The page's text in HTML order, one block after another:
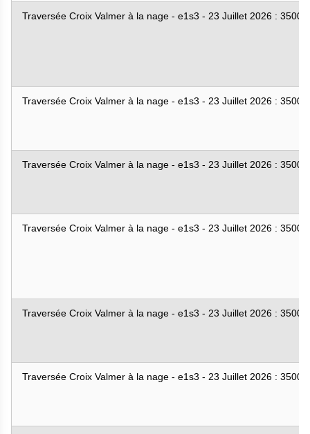
Traversée Croix Valmer à la nage - e1s3 - 23 Juillet 2026 : 3500m
Traversée Croix Valmer à la nage - e1s3 - 23 Juillet 2026 : 3500m
Traversée Croix Valmer à la nage - e1s3 - 23 Juillet 2026 : 3500m
Traversée Croix Valmer à la nage - e1s3 - 23 Juillet 2026 : 3500m
Traversée Croix Valmer à la nage - e1s3 - 23 Juillet 2026 : 3500m
Traversée Croix Valmer à la nage - e1s3 - 23 Juillet 2026 : 3500m